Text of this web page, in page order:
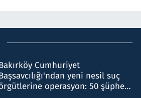
Cumhuriyet
yeni nesil suç
operasyon: 50 şüpheli